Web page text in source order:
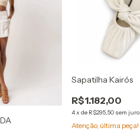
Sapatilha Kairós
R$1.182,00
4x de R$295,50 sem
Atenção, última peça!